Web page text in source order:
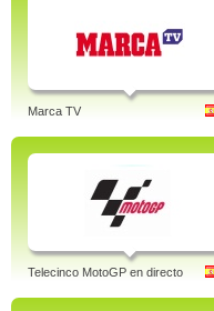
Marca TV
Telecinco MotoGP en directo